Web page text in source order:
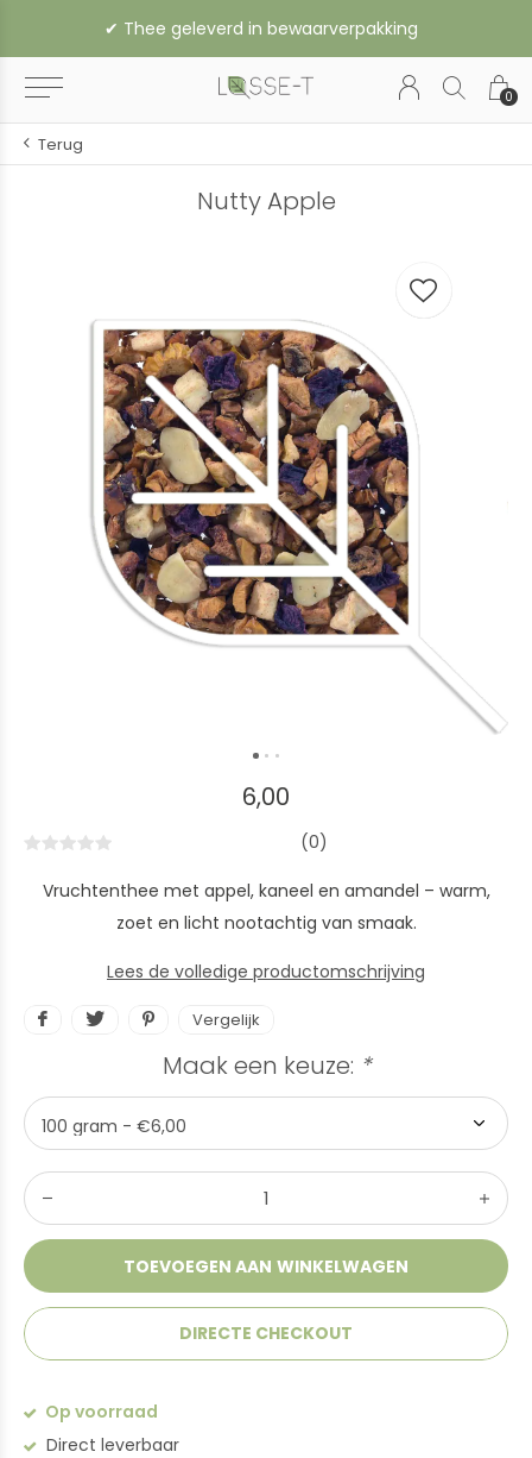
0
✔︎ Thee geleverd in bewaarverpakking
Terug
Nutty Apple
6,00
(0)
Vruchtenthee met appel, kaneel en amandel – warm,
zoet en licht nootachtig van smaak.
Lees de volledige productomschrijving
Vergelijk
Maak een keuze: *
TOEVOEGEN AAN WINKELWAGEN
DIRECTE CHECKOUT
Op voorraad
Direct leverbaar